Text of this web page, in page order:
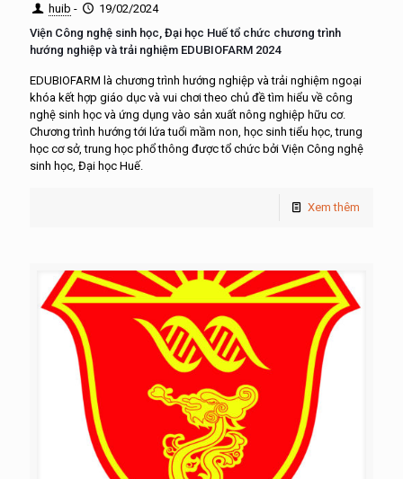
huib -
19/02/2024
Viện Công nghệ sinh học, Đại học Huế tổ chức chương trình
hướng nghiệp và trải nghiệm EDUBIOFARM 2024
EDUBIOFARM là chương trình hướng nghiệp và trải nghiệm ngoại
khóa kết hợp giáo dục và vui chơi theo chủ đề tìm hiểu về công
nghệ sinh học và ứng dụng vào sản xuất nông nghiệp hữu cơ.
Chương trình hướng tới lứa tuổi mầm non, học sinh tiểu học, trung
học cơ sở, trung học phổ thông được tổ chức bởi Viện Công nghệ
sinh học, Đại học Huế.
Xem thêm